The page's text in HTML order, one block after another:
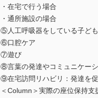
・在宅で行う場合
・通所施設の場合
⑤人工呼吸器をしている子ど
⑥口腔ケア
⑦遊び
⑧言葉の発達やコミュニケー
⑨在宅訪問リハビリ：発達を
＜Column＞実際の座位保持